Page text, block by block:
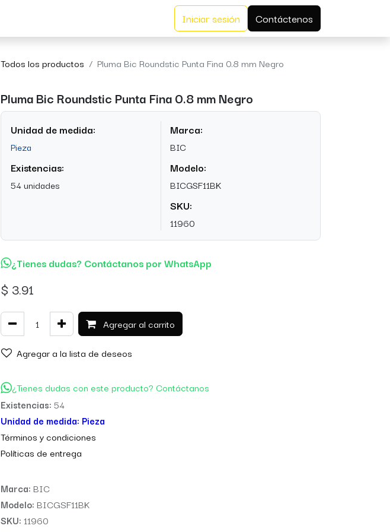
Iniciar sesión Contáctenos
Todos los productos Pluma Bic Roundstic Punta Fina 0.8 mm Negro
Pluma Bic Roundstic Punta Fina 0.8 mm Negro
Unidad de medida:
Pieza
Existencias:
54 unidades
Marca:
BIC
Modelo:
BICGSF11BK
SKU:
11960
¿Tienes dudas? Contáctanos por WhatsApp
$ 3.91
Agregar al carrito
Agregar a la lista de deseos
¿Tienes dudas con este producto? Contáctanos
Existencias: 54
Unidad de medida: Pieza
Términos y condiciones
Políticas de entrega
Marca: BIC
Modelo: BICGSF11BK
SKU: 11960